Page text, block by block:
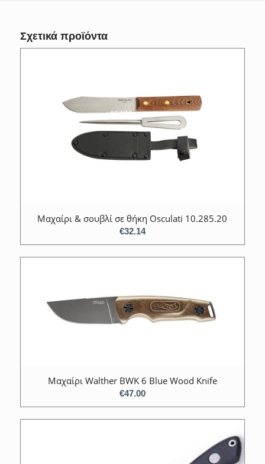
Σχετικά προϊόντα
Μαχαίρι & σουβλί σε θήκη Osculati 10.285.20
€32.14
Μαχαίρι Walther BWK 6 Blue Wood Knife
€47.00